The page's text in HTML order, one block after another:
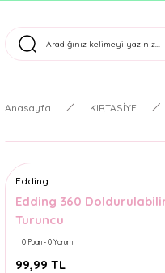
Tüm
Anasayfa KIRTASİYE
Edding
Edding 360
Turuncu
0 Puan - 0 Yorum
99,99 TL